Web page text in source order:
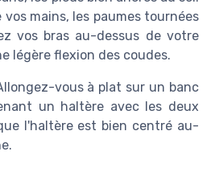
mains, les paumes tournées
vos bras au-dessus de votre
légère flexion des coudes.
vous à plat sur un banc
un haltère avec les deux
l'haltère est bien centré au-